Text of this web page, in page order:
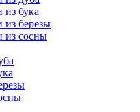
бука
из березы
из сосны